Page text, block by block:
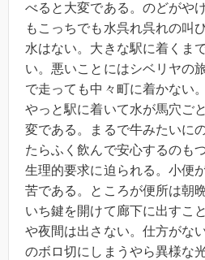
べると大変である。のどがや
もこっちでも水呉れ呉れの叫
水はない。大きな駅に着くま
い。悪いことにはシベリヤの
で走っても中々町に着かない
やっと駅に着いて水が馬穴ご
変である。まるで牛みたいに
たらふく飲んで安心するのも
生理的要求に迫られる。小便
苦である。ところが便所は朝
いち鍵を開けて廊下に出すこ
や夜間は出さない。仕方がな
のボロ切にしまうやら異様な